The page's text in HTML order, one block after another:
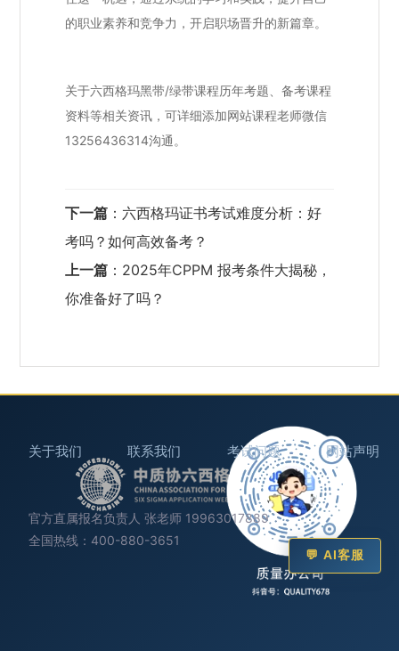
的职业素养和竞争力，开启职场晋升的新篇章。
关于六西格玛黑带/绿带课程历年考题、备考课程
资料等相关资讯，可详细添加网站课程老师微信
13256436314沟通。
下一篇 ： 六西格玛证书考试难度分析：好
考吗？如何高效备考？
上一篇 ： 2025年CPPM 报考条件大揭秘，
你准备好了吗？
关于我们 联系我们 考试问题 网站声明
官方直属报名负责人 张老师 19963017889
全国热线：400-880-3651
💬 AI客服